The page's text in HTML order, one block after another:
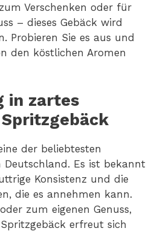
Verschenken oder für
– dieses Gebäck wird
Probieren Sie es aus und
den köstlichen Aromen
in zartes
der beliebtesten
Deutschland. Es ist bekannt
Konsistenz und die
die es annehmen kann.
zum eigenen Genuss,
erfreut sich